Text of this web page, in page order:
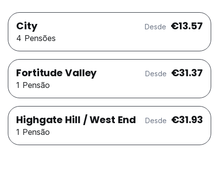
City Desde €13.57
4 Pensões
Fortitude Valley Desde €31.37
1 Pensão
Highgate Hill / West End Desde €31.93
1 Pensão